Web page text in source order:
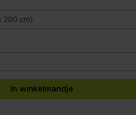
in winkelmandje